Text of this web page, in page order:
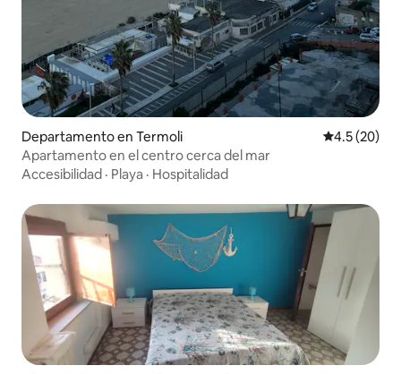
Departamento en Termoli Calificación
4.5 (20)
Apartamento en el centro cerca del mar
Accesibilidad · Playa · Hospitalidad